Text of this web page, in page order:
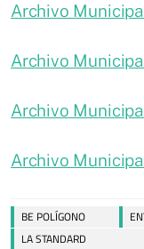
Archivo
Archivo
Archivo
Archivo
BE POLÍGONO
LA STANDARD